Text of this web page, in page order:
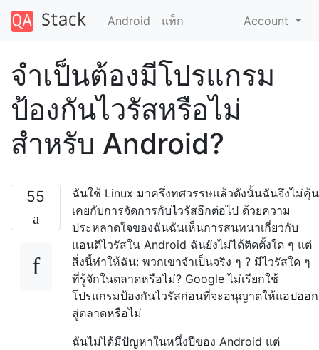
Android แท็ก Account
จำเป็นต้องมีโปรแกรม
ป้องกันไวรัสหรือไม่
สำหรับ Android?
55
ฉันใช้ Linux มาครึ่งทศวรรษแล้วดังนั้นฉันจึงไม่คุ้น
เคยกับการจัดการกับไวรัสอีกต่อไป ด้วยความ
ประหลาดใจของฉันฉันเห็นการสนทนาเกี่ยวกับ
แอนติไวรัสใน Android ฉันยังไม่ได้ติดตั้งใด ๆ แต่
สิ่งนี้ทำให้ฉัน: พวกเขาจำเป็นจริง ๆ ? มีไวรัสใด ๆ
ที่รู้จักในตลาดหรือไม่? Google ไม่เรียกใช้
โปรแกรมป้องกันไวรัสก่อนที่จะอนุญาตให้แอปออก
สู่ตลาดหรือไม่
ฉันไม่ได้มีปัญหาในหนึ่งปีของ Android แต่